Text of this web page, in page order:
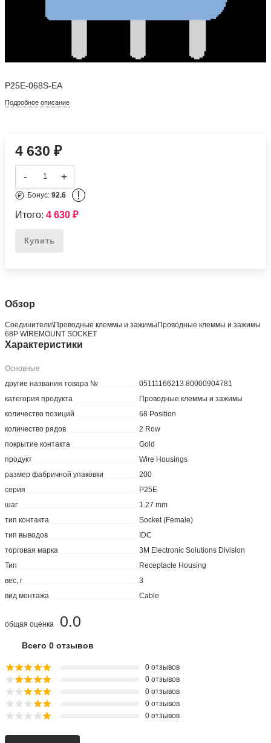
P25E-068S-EA
Подробное описание
4 630₽
- +
Бонус:92.6 !
Итого:4 630₽
Купить
Обзор
Соединители\Проводные клеммы и зажимыПроводные клеммы и зажимы
68P WIREMOUNT SOCKET
Характеристики
Основные
другие названия товара №
05111166213 80000904781
категория продукта
Проводные клеммы и зажимы
количество позиций
68 Position
количество рядов
2 Row
покрытие контакта
Gold
продукт
Wire Housings
размер фабричной упаковки
200
серия
P25E
шаг
1.27 mm
тип контакта
Socket (Female)
тип выводов
IDC
торговая марка
3M Electronic Solutions Division
Тип
Receptacle Housing
вес, г
3
вид монтажа
Cable
0.0
общая оценка
Всего 0 отзывов
0 отзывов
0 отзывов
0 отзывов
0 отзывов
0 отзывов